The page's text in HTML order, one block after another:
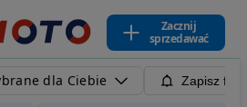
Zacznij
sprzedawać
dla Ciebie Zapisz